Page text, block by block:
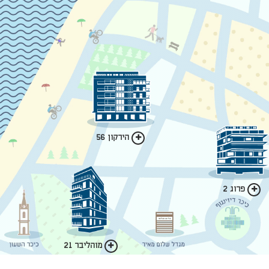
הירקון 56
פרוג 2
מוהליבר 21